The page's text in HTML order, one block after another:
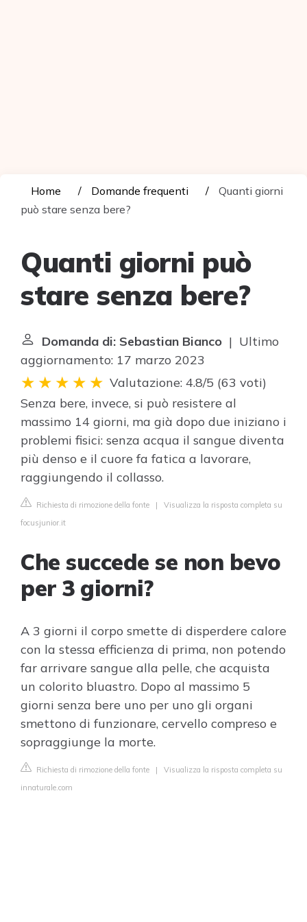
Home Domande frequenti
Quanti giorni
può stare senza bere?
Quanti giorni può
stare senza bere?
Domanda di: Sebastian Bianco | Ultimo
aggiornamento: 17 marzo 2023
Valutazione: 4.8/5 (63 voti)
Senza bere, invece, si può resistere al
massimo 14 giorni, ma già dopo due iniziano i
problemi fisici: senza acqua il sangue diventa
più denso e il cuore fa fatica a lavorare,
raggiungendo il collasso.
Richiesta di rimozione della fonte | Visualizza la risposta completa su
focusjunior.it
Che succede se non bevo
per 3 giorni?
A 3 giorni il corpo smette di disperdere calore
con la stessa efficienza di prima, non potendo
far arrivare sangue alla pelle, che acquista
un colorito bluastro. Dopo al massimo 5
giorni senza bere uno per uno gli organi
smettono di funzionare, cervello compreso e
sopraggiunge la morte.
Richiesta di rimozione della fonte | Visualizza la risposta completa su
innaturale.com